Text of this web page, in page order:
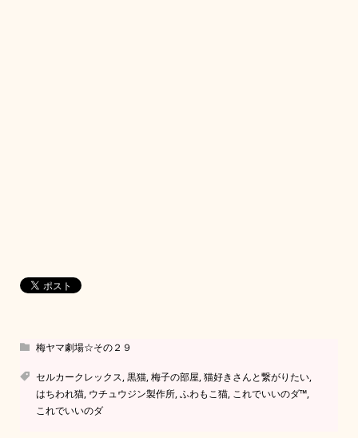
梅ヤマ劇場☆その２９
セルカークレックス,黒猫,梅子の部屋,猫好きさんと繋がりたい,
はちわれ猫, ウチュウジン製作所,ふわもこ猫, これでいいのダ™️,
これでいいのダ